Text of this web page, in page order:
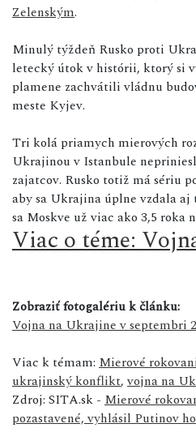
Zelenským.
Minulý týždeň Rusko proti
letecký útok v histórii, ktorý si
plamene zachvátili vládnu
meste Kyjev.
Tri kolá priamych mierových
Ukrajinou v Istanbule
zajatcov. Rusko totiž má sériu
aby sa Ukrajina úplne vzdala aj
sa Moskve už viac ako 3,5 roka
Viac o téme:
Zobraziť fotogalériu k článku:
Vojna na Ukrajine v septembri
Viac k témam: Mierové
ukrajinský konflikt,vojna na
Zdroj: SITA.sk - Mierové
pozastavené, vyhlásil Putinov